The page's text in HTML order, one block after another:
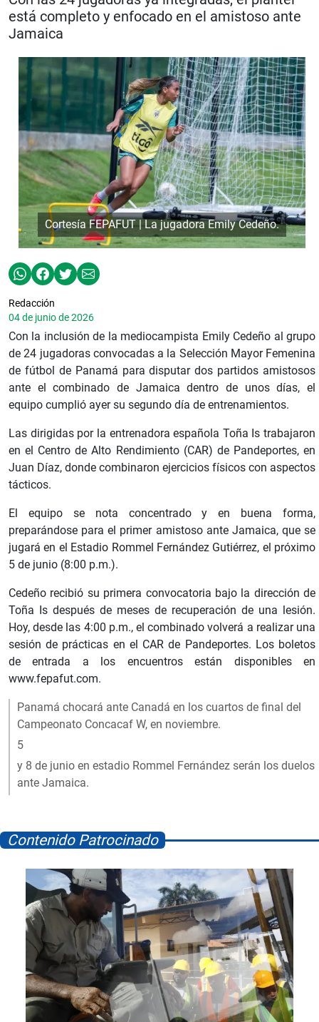
está completo y enfocado en el amistoso ante
Jamaica
Cortesía FEPAFUT | La jugadora Emily Cedeño.
Redacción
04 de junio de 2026
Con la inclusión de la mediocampista Emily Cedeño al grupo
de 24 jugadoras convocadas a la Selección Mayor Femenina
de fútbol de Panamá para disputar dos partidos amistosos
ante el combinado de Jamaica dentro de unos días, el
equipo cumplió ayer su segundo día de entrenamientos.
Las dirigidas por la entrenadora española Toña Is trabajaron
en el Centro de Alto Rendimiento (CAR) de Pandeportes, en
Juan Díaz, donde combinaron ejercicios físicos con aspectos
tácticos.
El equipo se nota concentrado y en buena forma,
preparándose para el primer amistoso ante Jamaica, que se
jugará en el Estadio Rommel Fernández Gutiérrez, el próximo
5 de junio (8:00 p.m.).
Cedeño recibió su primera convocatoria bajo la dirección de
Toña Is después de meses de recuperación de una lesión.
Hoy, desde las 4:00 p.m., el combinado volverá a realizar una
sesión de prácticas en el CAR de Pandeportes. Los boletos
de entrada a los encuentros están disponibles en
www.fepafut.com.
Panamá chocará ante Canadá en los cuartos de final del
Campeonato Concacaf W, en noviembre.
5
y 8 de junio en estadio Rommel Fernández serán los duelos
ante Jamaica.
Contenido Patrocinado